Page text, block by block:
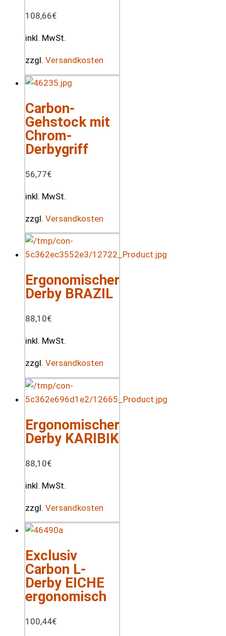
108,66€
inkl. MwSt.
zzgl. Versandkosten
Carbon-
Gehstock mit
Chrom-
Derbygriff
56,77€
inkl. MwSt.
zzgl. Versandkosten
Ergonomischer
Derby BRAZIL
88,10€
inkl. MwSt.
zzgl. Versandkosten
Ergonomischer
Derby KARIBIK
88,10€
inkl. MwSt.
zzgl. Versandkosten
Exclusiv
Carbon L-
Derby EICHE
ergonomisch
100,44€